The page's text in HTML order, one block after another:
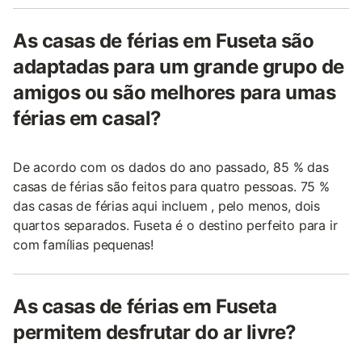
As casas de férias em Fuseta são
adaptadas para um grande grupo de
amigos ou são melhores para umas
férias em casal?
De acordo com os dados do ano passado, 85 % das
casas de férias são feitos para quatro pessoas. 75 %
das casas de férias aqui incluem , pelo menos, dois
quartos separados. Fuseta é o destino perfeito para ir
com famílias pequenas!
As casas de férias em Fuseta
permitem desfrutar do ar livre?